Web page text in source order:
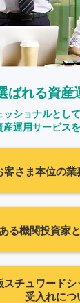
ばれる資産
ショナルとして
運用サービス
客さま本位の業
る機関投資家
スチュワード
受入れにつ